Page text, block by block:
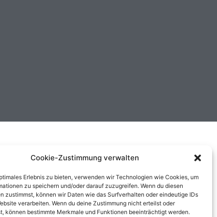
Cookie-Zustimmung verwalten
Erlebnis zu bieten, verwenden wir Technologien wie Cookies, um
zu speichern und/oder darauf zuzugreifen. Wenn du diesen
zustimmst, können wir Daten wie das Surfverhalten oder eindeutige IDs
verarbeiten. Wenn du deine Zustimmung nicht erteilst oder
können bestimmte Merkmale und Funktionen beeinträchtigt werden.